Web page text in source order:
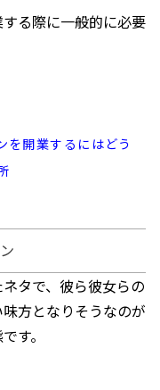
る際に一般的に必要
を開業するにはどう
タで、彼ら彼女らの
方となりそうなのが
す。